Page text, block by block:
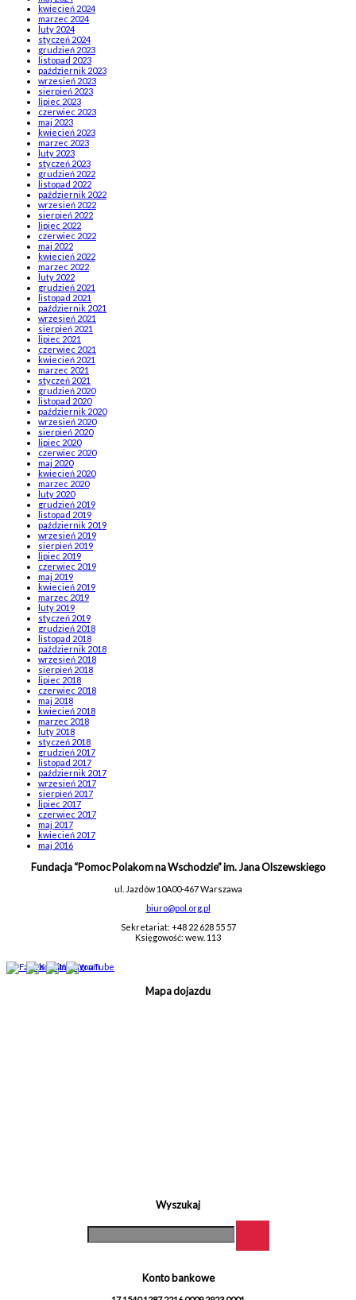
kwiecień 2024
marzec 2024
luty 2024
styczeń 2024
grudzień 2023
listopad 2023
październik 2023
wrzesień 2023
sierpień 2023
lipiec 2023
czerwiec 2023
maj 2023
kwiecień 2023
marzec 2023
luty 2023
styczeń 2023
grudzień 2022
listopad 2022
październik 2022
wrzesień 2022
sierpień 2022
lipiec 2022
czerwiec 2022
maj 2022
kwiecień 2022
marzec 2022
luty 2022
grudzień 2021
listopad 2021
październik 2021
wrzesień 2021
sierpień 2021
lipiec 2021
czerwiec 2021
kwiecień 2021
marzec 2021
styczeń 2021
grudzień 2020
listopad 2020
październik 2020
wrzesień 2020
sierpień 2020
lipiec 2020
czerwiec 2020
maj 2020
kwiecień 2020
marzec 2020
luty 2020
grudzień 2019
listopad 2019
październik 2019
wrzesień 2019
sierpień 2019
lipiec 2019
czerwiec 2019
maj 2019
kwiecień 2019
marzec 2019
luty 2019
styczeń 2019
grudzień 2018
listopad 2018
październik 2018
wrzesień 2018
sierpień 2018
lipiec 2018
czerwiec 2018
maj 2018
kwiecień 2018
marzec 2018
luty 2018
styczeń 2018
grudzień 2017
listopad 2017
październik 2017
wrzesień 2017
sierpień 2017
lipiec 2017
czerwiec 2017
maj 2017
kwiecień 2017
maj 2016
Fundacja “Pomoc Polakom na Wschodzie” im. Jana Olszewskiego
ul. Jazdów 10A00-467 Warszawa
biuro@pol.org.pl
Sekretariat: +48 22 628 55 57
Księgowość: wew. 113
Mapa dojazdu
Wyszukaj
Konto bankowe